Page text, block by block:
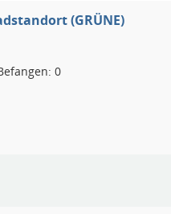
(GRÜNE)
0